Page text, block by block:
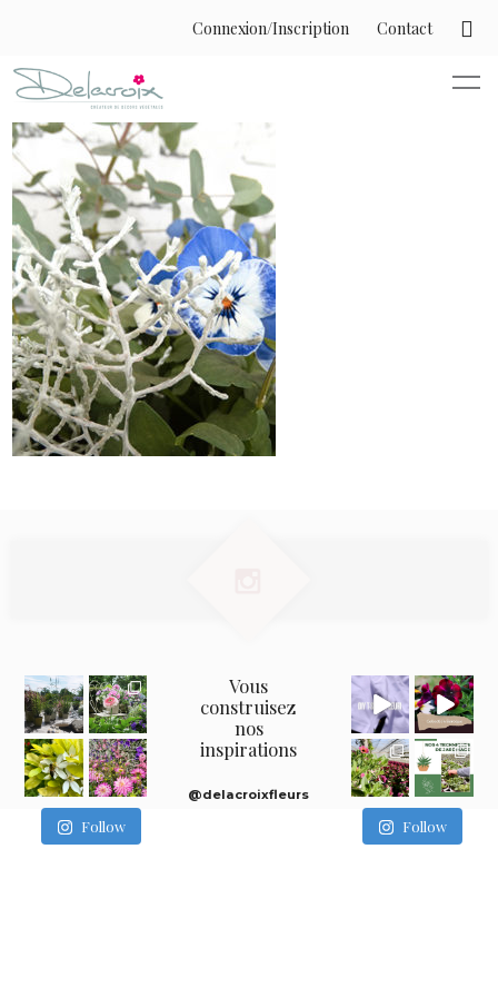
Connexion/Inscription Contact
Follow
Vous
construisez
nos
inspirations
@delacroixfleurs
Follow